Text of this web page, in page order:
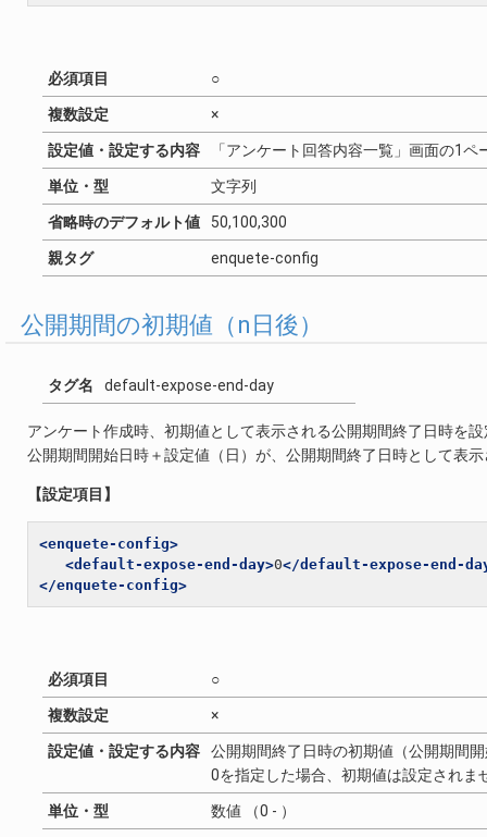
必須項目 ○
複数設定 ×
設定値・設定する内容 「アンケート回答内容一覧」画面の1
単位・型 文字列
省略時のデフォルト値 50,100,300
親タグ enquete-config
公開期間の初期値（n日後）
タグ名 default-expose-end-day
アンケート作成時、初期値として表示される公開期間終了日時を
公開期間開始日時＋設定値（日）が、公開期間終了日時として表
【設定項目】
<enquete-config>
<default-expose-end-day>0</default-expose-end-
</enquete-config>
必須項目 ○
複数設定 ×
設定値・設定する内容
公開期間終了日時の初期値（公開期間
0を指定した場合、初期値は設定されま
単位・型 数値 （0 - ）